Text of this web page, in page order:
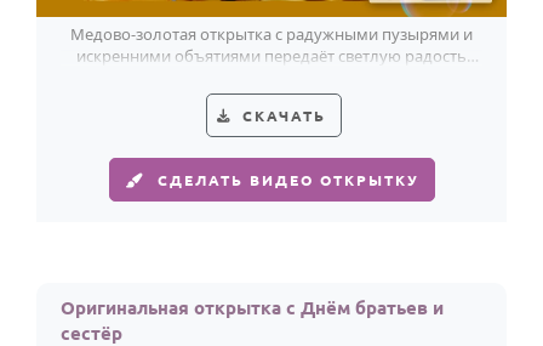
Маме
Папе
Все родственники
ПЕРСОНАЛЬНЫЕ
По годам
Медово-золотая открытка с радужными пузырями и
искренними объятиями передаёт светлую радость
СКАЧАТЬ
СДЕЛАТЬ ВИДЕО ОТКРЫТКУ
Оригинальная открытка с Днём братьев и
сестёр